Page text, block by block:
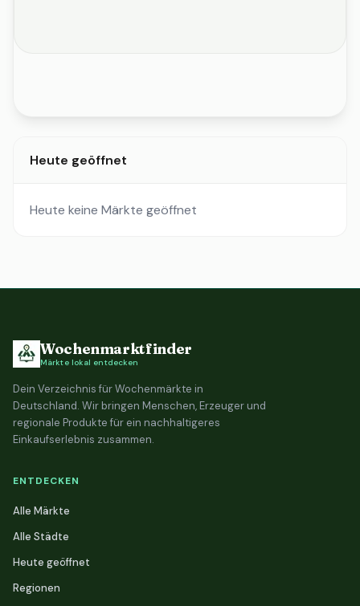
Heute geöffnet
Heute keine Märkte geöffnet
Wochenmarktfinder
Märkte lokal entdecken
Dein Verzeichnis für Wochenmärkte in
Deutschland. Wir bringen Menschen, Erzeuger und
regionale Produkte für ein nachhaltigeres
Einkaufserlebnis zusammen.
ENTDECKEN
Alle Märkte
Alle Städte
Heute geöffnet
Regionen